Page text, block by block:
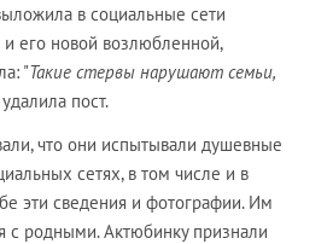
в социальные сети
его новой возлюбленной,
"Такие стервы нарушают семьи,
пост.
что они испытывали душевные
сетях, в том числе и в
эти сведения и фотографии. Им
с родными. Актюбинку признали